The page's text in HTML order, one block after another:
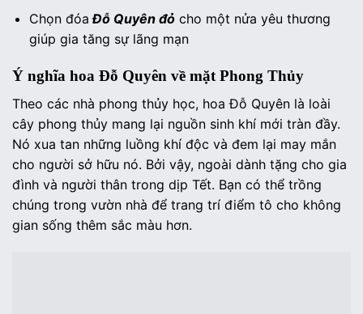
Chọn đóa Đỗ Quyên đỏcho một nửa yêu thương
giúp gia tăng sự lãng mạn
Ý nghĩa hoa Đỗ Quyên về mặt Phong Thủy
Theo các nhà phong thủy học, hoa Đỗ Quyên là loài
cây phong thủy mang lại nguồn sinh khí mới tràn đầy.
Nó xua tan những luồng khí độc và đem lại may mắn
cho người sở hữu nó. Bởi vậy, ngoài dành tặng cho gia
đình và người thân trong dịp Tết. Bạn có thể trồng
chúng trong vườn nhà để trang trí điểm tô cho không
gian sống thêm sắc màu hơn.